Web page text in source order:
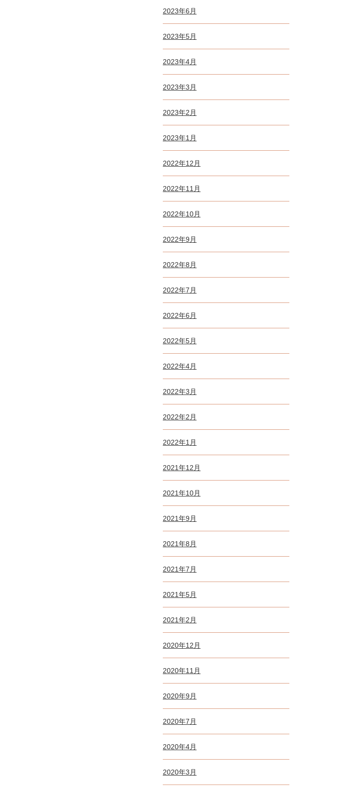
2023年6月
2023年5月
2023年4月
2023年3月
2023年2月
2023年1月
2022年12月
2022年11月
2022年10月
2022年9月
2022年8月
2022年7月
2022年6月
2022年5月
2022年4月
2022年3月
2022年2月
2022年1月
2021年12月
2021年10月
2021年9月
2021年8月
2021年7月
2021年5月
2021年2月
2020年12月
2020年11月
2020年9月
2020年7月
2020年4月
2020年3月